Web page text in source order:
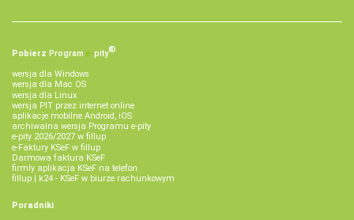
Pobierz Program e‑pity®
wersja dla Windows
wersja dla Mac OS
wersja dla Linux
wersja PIT przez internet online
aplikacje mobilne Android, iOS
archiwalna wersja Programu e-pity
e-pity 2026/2027 w fillup
e‑Faktury KSeF w fillup
Darmowa faktura KSeF
firmly aplikacja KSeF na telefon
fillup | k24 - KSeF w biurze rachunkowym
Poradniki